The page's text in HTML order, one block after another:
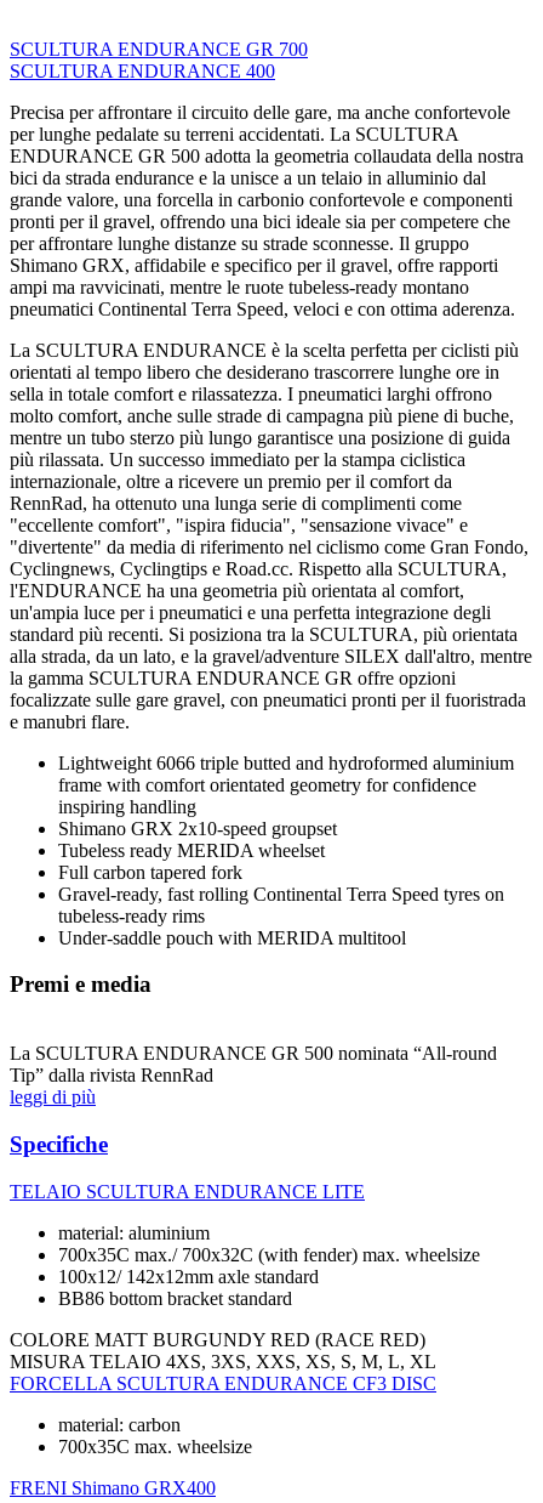
SCULTURA ENDURANCE GR 700
SCULTURA ENDURANCE 400
Precisa per affrontare il circuito delle gare, ma anche confortevole
per lunghe pedalate su terreni accidentati. La SCULTURA
ENDURANCE GR 500 adotta la geometria collaudata della nostra
bici da strada endurance e la unisce a un telaio in alluminio dal
grande valore, una forcella in carbonio confortevole e componenti
pronti per il gravel, offrendo una bici ideale sia per competere che
per affrontare lunghe distanze su strade sconnesse. Il gruppo
Shimano GRX, affidabile e specifico per il gravel, offre rapporti
ampi ma ravvicinati, mentre le ruote tubeless-ready montano
pneumatici Continental Terra Speed, veloci e con ottima aderenza.
La SCULTURA ENDURANCE è la scelta perfetta per ciclisti più
orientati al tempo libero che desiderano trascorrere lunghe ore in
sella in totale comfort e rilassatezza. I pneumatici larghi offrono
molto comfort, anche sulle strade di campagna più piene di buche,
mentre un tubo sterzo più lungo garantisce una posizione di guida
più rilassata. Un successo immediato per la stampa ciclistica
internazionale, oltre a ricevere un premio per il comfort da
RennRad, ha ottenuto una lunga serie di complimenti come
"eccellente comfort", "ispira fiducia", "sensazione vivace" e
"divertente" da media di riferimento nel ciclismo come Gran Fondo,
Cyclingnews, Cyclingtips e Road.cc. Rispetto alla SCULTURA,
l'ENDURANCE ha una geometria più orientata al comfort,
un'ampia luce per i pneumatici e una perfetta integrazione degli
standard più recenti. Si posiziona tra la SCULTURA, più orientata
alla strada, da un lato, e la gravel/adventure SILEX dall'altro, mentre
la gamma SCULTURA ENDURANCE GR offre opzioni
focalizzate sulle gare gravel, con pneumatici pronti per il fuoristrada
e manubri flare.
Lightweight 6066 triple butted and hydroformed aluminium
frame with comfort orientated geometry for confidence
inspiring handling
Shimano GRX 2x10-speed groupset
Tubeless ready MERIDA wheelset
Full carbon tapered fork
Gravel-ready, fast rolling Continental Terra Speed tyres on
tubeless-ready rims
Under-saddle pouch with MERIDA multitool
Premi e media
La SCULTURA ENDURANCE GR 500 nominata “All-round
Tip” dalla rivista RennRad
leggi di più
Specifiche
TELAIO SCULTURA ENDURANCE LITE
material: aluminium
700x35C max./ 700x32C (with fender) max. wheelsize
100x12/ 142x12mm axle standard
BB86 bottom bracket standard
COLORE MATT BURGUNDY RED (RACE RED)
MISURA TELAIO 4XS, 3XS, XXS, XS, S, M, L, XL
FORCELLA SCULTURA ENDURANCE CF3 DISC
material: carbon
700x35C max. wheelsize
FRENI Shimano GRX400